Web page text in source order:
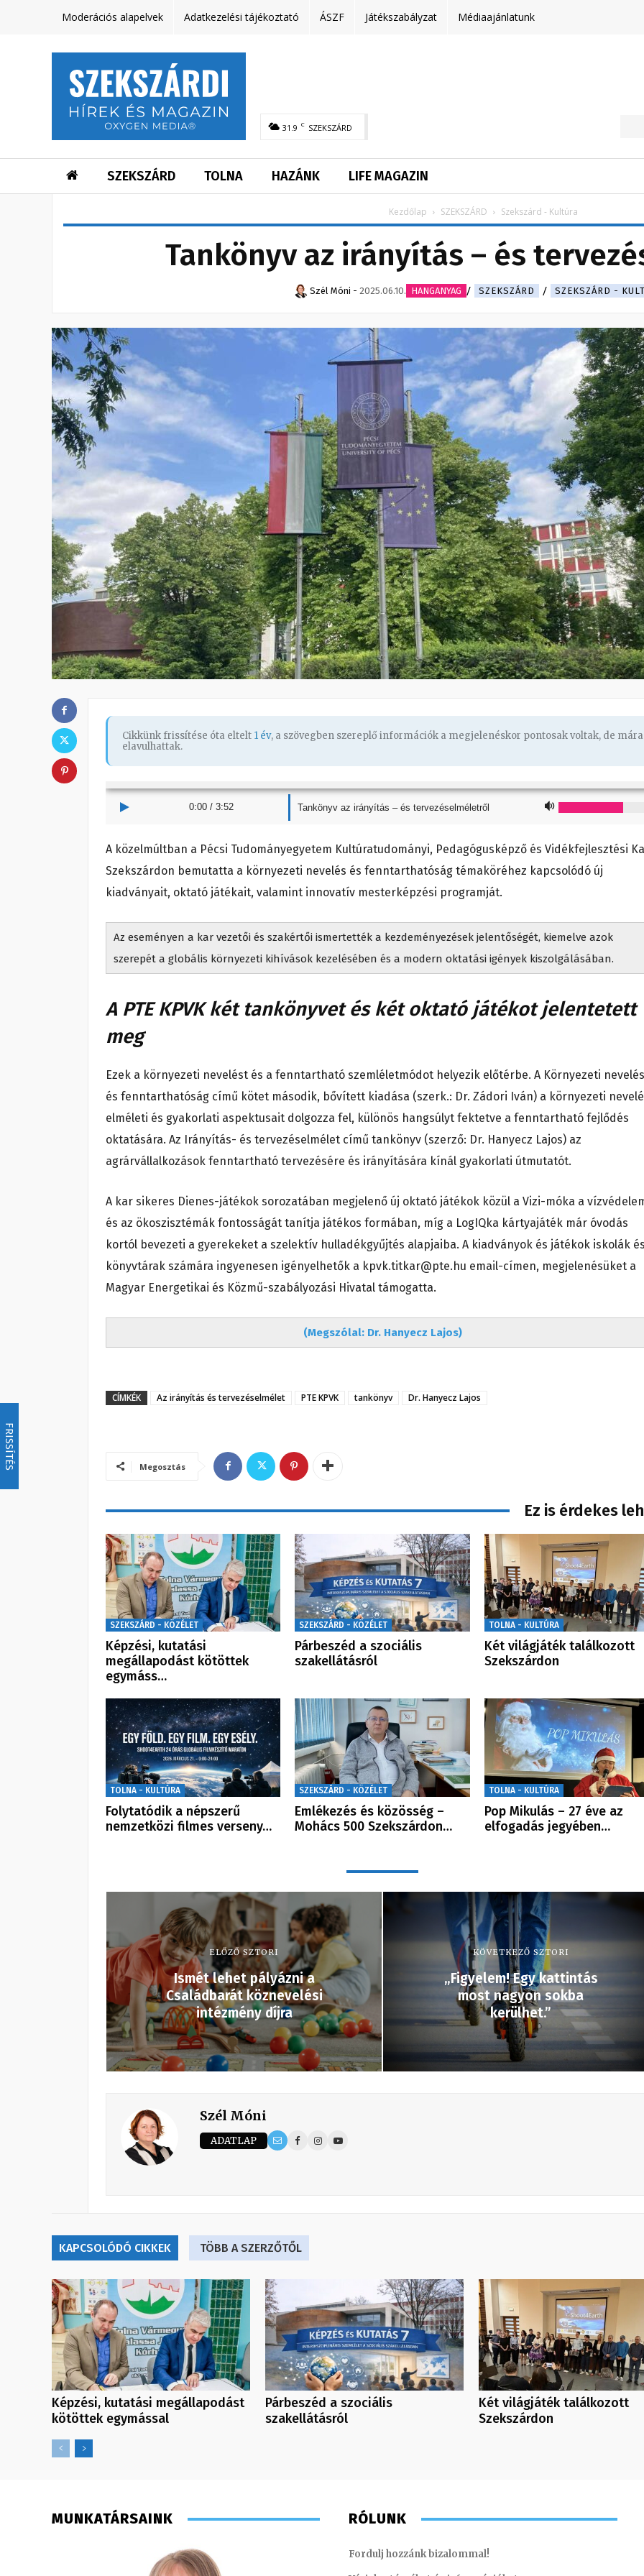
FRISSÍTÉS
Moderációs alapelvek Adatkezelési tájékoztató ÁSZF Játékszabályzat Médiaajánlatunk
31.9 C SZEKSZÁRD
SZEKSZÁRD TOLNA HAZÁNK LIFE MAGAZIN
Kezdőlap SZEKSZÁRD Szekszárd - Kultúra
Tankönyv az irányítás – és
Szél Móni - 2025.06.10. HANGANYAG SZEKSZÁRD SZEKSZÁRD -
Cikkünk frissítése óta eltelt 1 év, a szövegben szereplő információk a megjelenéskor pontosak voltak, de mára
elavulhattak.
0:00 / 3:52 Tankönyv az irányítás – és tervezéselméletről
A közelmúltban a Pécsi Tudományegyetem Kultúratudományi, Pedagógusképző és Vidékfejlesztési
Szekszárdon bemutatta a környezeti nevelés és fenntarthatóság témaköréhez kapcsolódó új
kiadványait, oktató játékait, valamint innovatív mesterképzési programját.
Az eseményen a kar vezetői és szakértői ismertették a kezdeményezések jelentőségét, kiemelve azok
szerepét a globális környezeti kihívások kezelésében és a modern oktatási igények kiszolgálásában.
A PTE KPVK két tankönyvet és két oktató játékot jelentetett
meg
Ezek a környezeti nevelést és a fenntartható szemléletmódot helyezik előtérbe. A Környezeti nevelés
és fenntarthatóság című kötet második, bővített kiadása (szerk.: Dr. Zádori Iván) a környezeti
elméleti és gyakorlati aspektusait dolgozza fel, különös hangsúlyt fektetve a fenntartható fejlődés
oktatására. Az Irányítás- és tervezéselmélet című tankönyv (szerző: Dr. Hanyecz Lajos) az
agrárvállalkozások fenntartható tervezésére és irányítására kínál gyakorlati útmutatót.
A kar sikeres Dienes-játékok sorozatában megjelenő új oktató játékok közül a Vizi-móka a
és az ökoszisztémák fontosságát tanítja játékos formában, míg a LogIQka kártyajáték már óvodás
kortól bevezeti a gyerekeket a szelektív hulladékgyűjtés alapjaiba. A kiadványok és játékok iskolák és
könyvtárak számára ingyenesen igényelhetők a kpvk.titkar@pte.hu email-címen, megjelenésüket a
Magyar Energetikai és Közmű-szabályozási Hivatal támogatta.
(Megszólal: Dr. Hanyecz Lajos)
CÍMKÉK Az irányítás és tervezéselmélet PTE KPVK tankönyv Dr. Hanyecz Lajos
Megosztás
Ez is érdekes
SZEKSZÁRD - KÖZÉLET
Képzési, kutatási
megállapodást kötöttek
egymáss…
SZEKSZÁRD - KÖZÉLET
Párbeszéd a szociális
szakellátásról
TOLNA - KULTÚRA
Két világjáték találkozott
Szekszárdon
TOLNA - KULTÚRA
Folytatódik a népszerű
nemzetközi filmes verseny…
SZEKSZÁRD - KÖZÉLET
Emlékezés és közösség –
Mohács 500 Szekszárdon…
TOLNA - KULTÚRA
Pop Mikulás – 27 éve az
elfogadás jegyében…
ELŐZŐ SZTORI
Ismét lehet pályázni a
Családbarát köznevelési
intézmény díjra
KÖVETKEZŐ SZTORI
„Figyelem! Egy kattintás
most nagyon sokba
kerülhet.”
Szél Móni
ADATLAP
KAPCSOLÓDÓ CIKKEK TÖBB A SZERZŐTŐL
Képzési, kutatási megállapodást
kötöttek egymással
Párbeszéd a szociális
szakellátásról
Két világjáték találkozott
Szekszárdon
MUNKATÁRSAINK RÓLUNK
Fordulj hozzánk bizalommal!